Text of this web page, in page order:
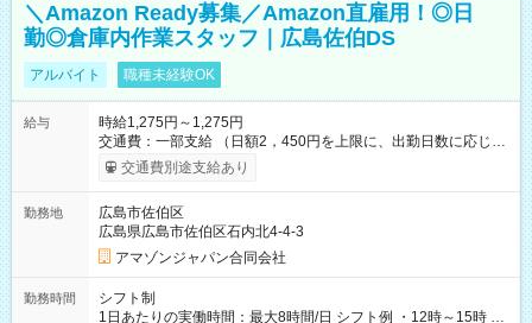
＼Amazon Ready募集／Amazon直雇用！◎日
勤◎倉庫内作業スタッフ｜広島佐伯DS
アルバイト 職種未経験OK
給与
時給1,275円～1,275円
交通費：一部支給 （日額2，450円を上限に、出勤日数に応じて
実費支給） ※22:00～翌5:00までは時給25%UP！ ■給与前払い
制度あり ※前払い額の上限あり、手数料無料（Amazon負担）
交通費別途支給あり
勤務地
広島市佐伯区
広島県広島市佐伯区石内北4-4-3
アマゾンジャパン合同会社
勤務時間
シフト制
1日あたりの実働時間：最大8時間/日 シフト例 ・12時～15時 入